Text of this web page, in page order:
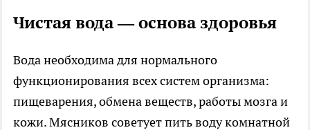
Чистая вода — основа здоровья
Вода необходима для нормального
функционирования всех систем организма:
пищеварения, обмена веществ, работы мозга и
кожи. Мясников советует пить воду комнатной